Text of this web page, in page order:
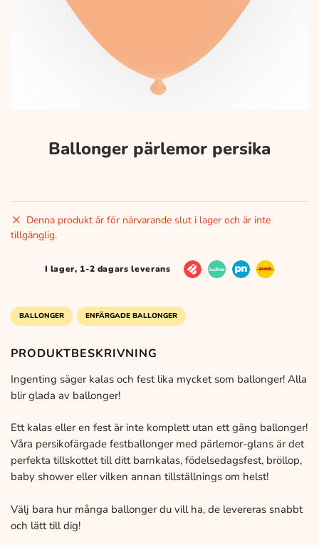
Ballonger pärlemor persika
Denna produkt är för närvarande slut i lager och är inte
tillgänglig.
I lager, 1-2 dagars leverans
BALLONGER ENFÄRGADE BALLONGER
PRODUKTBESKRIVNING
Ingenting säger kalas och fest lika mycket som ballonger! Alla
blir glada av ballonger!
Ett kalas eller en fest är inte komplett utan ett gäng ballonger!
Våra persikofärgade festballonger med pärlemor-glans är det
perfekta tillskottet till ditt barnkalas, födelsedagsfest, bröllop,
baby shower eller vilken annan tillställnings om helst!
Välj bara hur många ballonger du vill ha, de levereras snabbt
och lätt till dig!